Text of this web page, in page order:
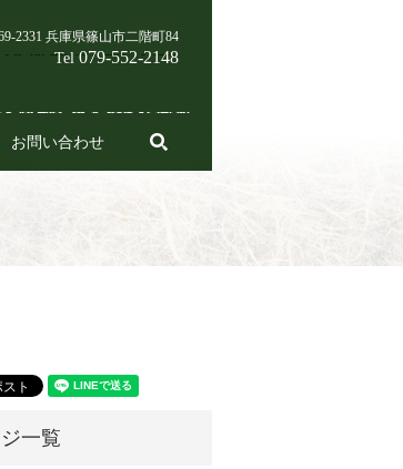
2331 兵庫県篠山市二階町84
Tel 079-552-2148
お問い合わせ